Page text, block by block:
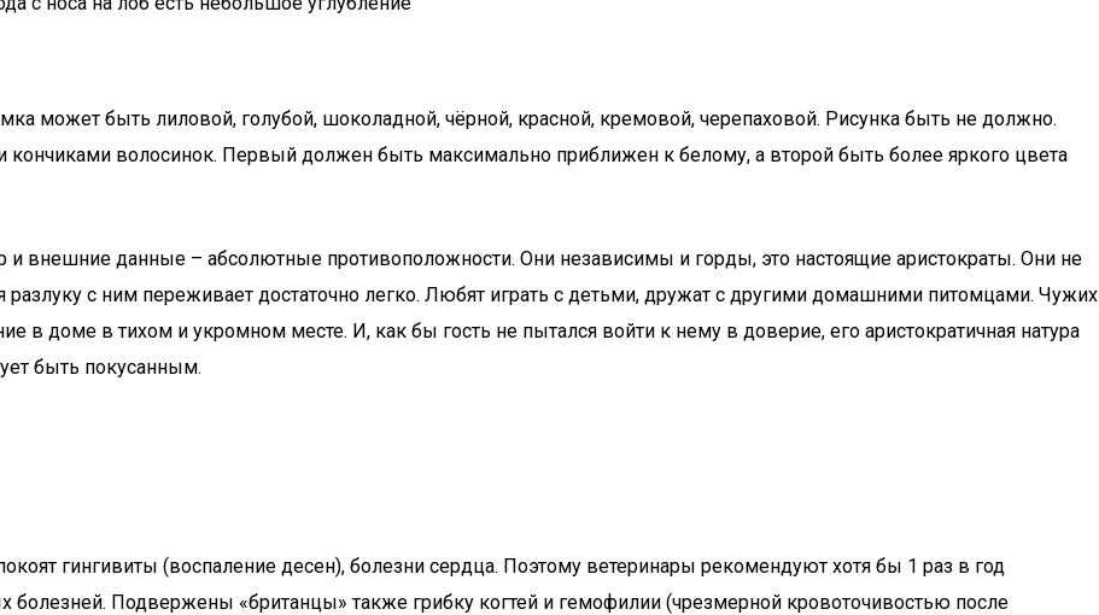
может быть лиловой, голубой, шоколадной, чёрной, красной, кремовой, черепаховой. Рисунка быть не должно.
кончиками волосинок. Первый должен быть максимально приближен к белому, а второй быть более яркого цвета
и внешние данные – абсолютные противоположности. Они независимы и горды, это настоящие аристократы. Они не
разлуку с ним переживает достаточно легко. Любят играть с детьми, дружат с другими домашними питомцами. Чужих
в доме в тихом и укромном месте. И, как бы гость не пытался войти к нему в доверие, его аристократичная натура
быть покусанным.
гингивиты (воспаление десен), болезни сердца. Поэтому ветеринары рекомендуют хотя бы 1 раз в год
Подвержены «британцы» также грибку когтей и гемофилии (чрезмерной кровоточивостью после